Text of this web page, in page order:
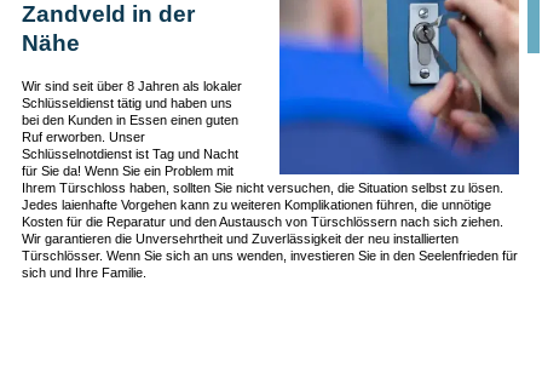
Zandveld in der
Nähe
Wir sind seit über 8 Jahren als lokaler
Schlüsseldienst tätig und haben uns
bei den Kunden in Essen einen guten
Ruf erworben. Unser
Schlüsselnotdienst ist Tag und Nacht
für Sie da! Wenn Sie ein Problem mit
Ihrem Türschloss haben, sollten Sie nicht versuchen, die Situation selbst zu lösen.
Jedes laienhafte Vorgehen kann zu weiteren Komplikationen führen, die unnötige
Kosten für die Reparatur und den Austausch von Türschlössern nach sich ziehen.
Wir garantieren die Unversehrtheit und Zuverlässigkeit der neu installierten
Türschlösser. Wenn Sie sich an uns wenden, investieren Sie in den Seelenfrieden für
sich und Ihre Familie.